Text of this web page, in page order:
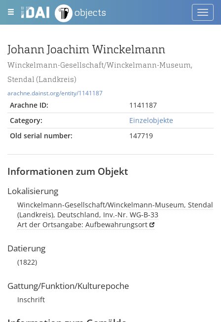
objects
Johann Joachim Winckelmann
Winckelmann-Gesellschaft/Winckelmann-Museum,
Stendal (Landkreis)
arachne.dainst.org/entity/1141187
Arachne ID:
1141187
Category:
Einzelobjekte
Old serial number:
147719
Informationen zum Objekt
Lokalisierung
Winckelmann-Gesellschaft/Winckelmann-Museum, Stendal
(Landkreis), Deutschland, Inv.-Nr. WG-B-33
Art der Ortsangabe: Aufbewahrungsort
Datierung
(1822)
Gattung/Funktion/Kulturepoche
Inschrift